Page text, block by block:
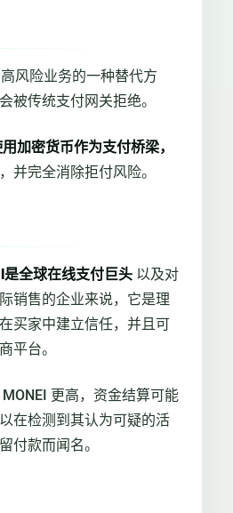
风险业务的一种替代方
被传统支付网关拒绝。
加密货币作为支付桥梁，
并完全消除拒付风险。
是全球在线支付巨头 以及对
销售的企业来说，它是理
买家中建立信任，并且可
平台。
更高，资金结算可能
在检测到其认为可疑的活
付款而闻名。